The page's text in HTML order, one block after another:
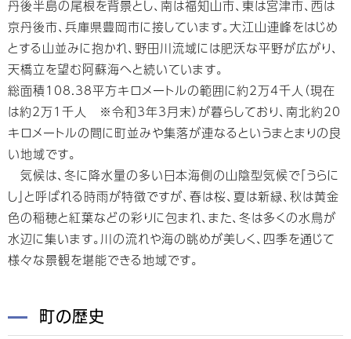
丹後半島の尾根を背景とし、南は福知山市、東は宮津市、西は
京丹後市、兵庫県豊岡市に接しています。大江山連峰をはじめ
とする山並みに抱かれ、野田川流域には肥沃な平野が広がり、
天橋立を望む阿蘇海へと続いています。
総面積108.38平方キロメートルの範囲に約2万4千人（現在
は約2万1千人 ※令和3年3月末）が暮らしており、南北約20
キロメートルの間に町並みや集落が連なるというまとまりの良
い地域です。
気候は、冬に降水量の多い日本海側の山陰型気候で「うらに
し」と呼ばれる時雨が特徴ですが、春は桜、夏は新緑、秋は黄金
色の稲穂と紅葉などの彩りに包まれ、また、冬は多くの水鳥が
水辺に集います。川の流れや海の眺めが美しく、四季を通じて
様々な景観を堪能できる地域です。
町の歴史